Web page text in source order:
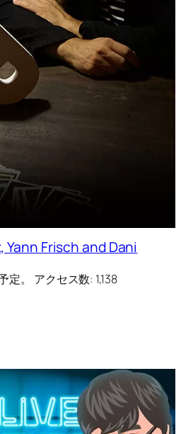
Yann Frisch and Dani
定。 アクセス数: 1,138